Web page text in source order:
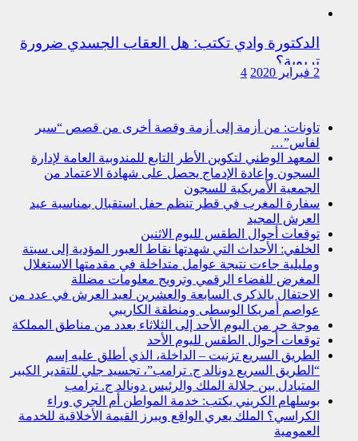
الدكتورة وادي تكتب: هل العقاب الجسدي ضرورة
تربوية؟
2 فبراير 2020 4
تاونات: من أزمة إلى أزمة وقصة أخرى من قصص “سير
لفاس”…
المعهد الوطني لتكوين الأطر التابع للمندوبية العامة لإدارة
السجون وإعادة الإدماج يحصل على شهادة الاعتماد من
الجمعية الأمريكية للسجون
سفارة المغرب في قطر تنظم حفل استقبال بمناسبة عيد
العرش المجيد
توقعات أحوال الطقس لليوم الاثنين
الخلفي: الأحداث التي شهدتها نقاط العبور المؤدية إلى سبتة
ومليلية جاءت نتيجة عوامل متداخلة في مقدمتها الاستغلال
المغرض للفضاء الرقمي وترويج معلومات مضللة
الاحتفال بالذكرى السابعة والعشرين لعيد العرش في عدد من
عواصم أمريكا الوسطى ومنطقة الكاريبي
موجة حر من اليوم الأحد إلى الثلاثاء بعدد من مناطق المملكة
توقعات أحوال الطقس لليوم الأحد
الطريق السريع تزنيت – الداخلة، الذي أطلق عليه إسم
“الطريق السريع دونالد ج. ترامب”، تجسيد جلي للتقدير الكبير
المتبادل بين جلالة الملك والرئيس دونالد ج. ترامب
بوسلهام الكريني يكتب: خدمة المواطن أم الجري وراء
الكراسي؟ الملك يعري الواقع ويبرز القيمة الأخلاقية للخدمة
العمومية